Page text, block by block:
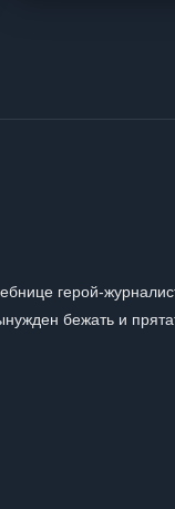
герой-
бежать и